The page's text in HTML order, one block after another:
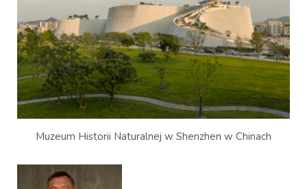
Muzeum Historii Naturalnej w Shenzhen w Chinach